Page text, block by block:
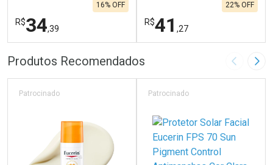
R$34,39
16% OFF
FECHAR
Laboratório
FECHAR
Por Menos
R$41 ,27
22% OFF
Laboratório
Por Menos
Produtos Recomendados Imagem
Patrocinado Patrocinado